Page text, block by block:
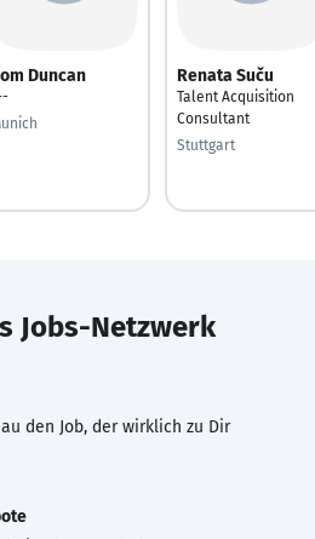
Duncan Renata Suču
Talent Acquisition
Consultant
Stuttgart
Jobs-Netzwerk
den Job, der wirklich zu Dir